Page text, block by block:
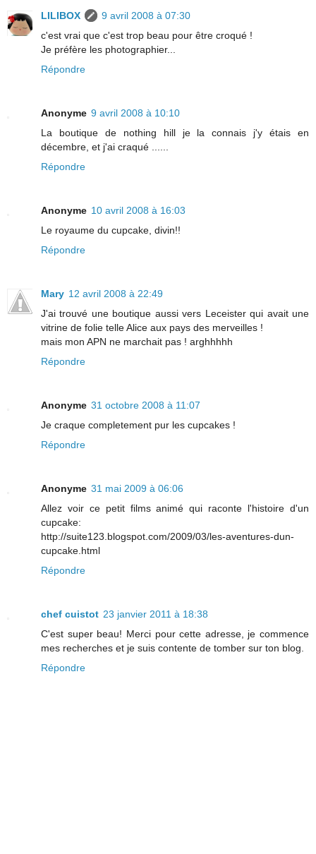
LILIBOX
9 avril 2008 à 07:30
c'est vrai que c'est trop beau pour être croqué !
Je préfère les photographier...
Répondre
Anonyme 9 avril 2008 à 10:10
La boutique de nothing hill je la connais j'y étais en
décembre, et j'ai craqué ......
Répondre
Anonyme 10 avril 2008 à 16:03
Le royaume du cupcake, divin!!
Répondre
Mary 12 avril 2008 à 22:49
J'ai trouvé une boutique aussi vers Leceister qui avait une
vitrine de folie telle Alice aux pays des merveilles !
mais mon APN ne marchait pas ! arghhhhh
Répondre
Anonyme 31 octobre 2008 à 11:07
Je craque completement pur les cupcakes !
Répondre
Anonyme 31 mai 2009 à 06:06
Allez voir ce petit films animé qui raconte l'histoire d'un
cupcake:
http://suite123.blogspot.com/2009/03/les-aventures-dun-
cupcake.html
Répondre
chef cuistot 23 janvier 2011 à 18:38
C'est super beau! Merci pour cette adresse, je commence
mes recherches et je suis contente de tomber sur ton blog.
Répondre